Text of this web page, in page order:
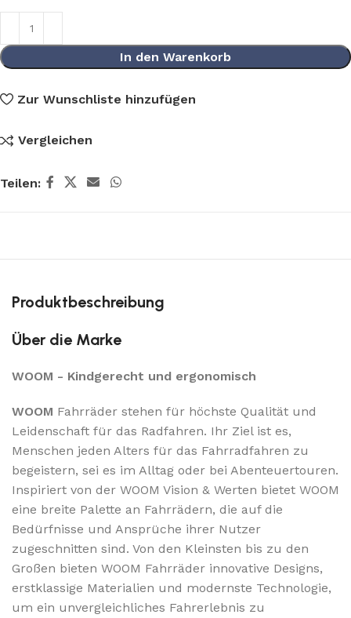
In den Warenkorb
Zur Wunschliste hinzufügen
Vergleichen
Teilen:
Produktbeschreibung
Über die Marke
WOOM - Kindgerecht und ergonomisch
WOOM Fahrräder stehen für höchste Qualität und
Leidenschaft für das Radfahren. Ihr Ziel ist es,
Menschen jeden Alters für das Fahrradfahren zu
begeistern, sei es im Alltag oder bei Abenteuertouren.
Inspiriert von der WOOM Vision & Werten bietet WOOM
eine breite Palette an Fahrrädern, die auf die
Bedürfnisse und Ansprüche ihrer Nutzer
zugeschnitten sind. Von den Kleinsten bis zu den
Großen bieten WOOM Fahrräder innovative Designs,
erstklassige Materialien und modernste Technologie,
um ein unvergleichliches Fahrerlebnis zu